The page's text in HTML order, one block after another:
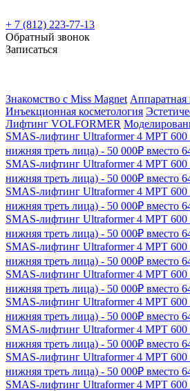
+ 7 (812) 223-77-13
Обратный звонок
Записаться
Знакомство с Miss Magnet Аппаратная
Инъекционная косметология
Лифтинг VOLFORMER
SMAS-лифтинг Ultraformer 4 MPT 600
нижняя треть лица) - 50 000₽ вместо
SMAS-лифтинг Ultraformer 4 MPT 600
нижняя треть лица) - 50 000₽ вместо
SMAS-лифтинг Ultraformer 4 MPT 600
нижняя треть лица) - 50 000₽ вместо
SMAS-лифтинг Ultraformer 4 MPT 600
нижняя треть лица) - 50 000₽ вместо
SMAS-лифтинг Ultraformer 4 MPT 600
нижняя треть лица) - 50 000₽ вместо
SMAS-лифтинг Ultraformer 4 MPT 600
нижняя треть лица) - 50 000₽ вместо
SMAS-лифтинг Ultraformer 4 MPT 600
нижняя треть лица) - 50 000₽ вместо
SMAS-лифтинг Ultraformer 4 MPT 600
нижняя треть лица) - 50 000₽ вместо
SMAS-лифтинг Ultraformer 4 MPT 600
нижняя треть лица) - 50 000₽ вместо
SMAS-лифтинг Ultraformer 4 MPT 600